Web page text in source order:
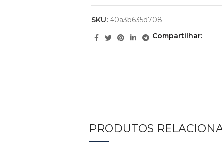
SKU: 40a3b635d708
Compartilhar
PRODUTOS